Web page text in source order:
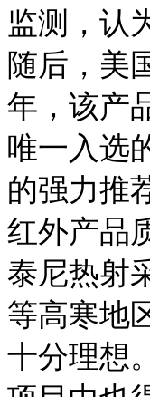
监测，认
随后，美
年，该产
唯一入选
的强力推
红外产品
泰尼热射
等高寒地
十分理想